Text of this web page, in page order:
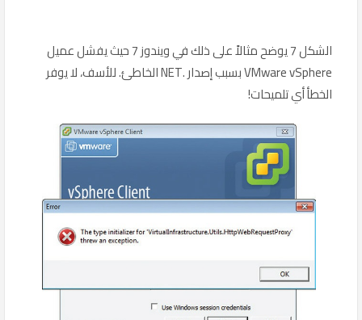
الشكل 7 يوضح مثالاً على ذلك في ويندوز 7 حيث يفشل عميل
VMware vSphere بسبب إصدار .NET الخاطئ. للأسف، لا يوفر
الخطأ أي تلميحات!